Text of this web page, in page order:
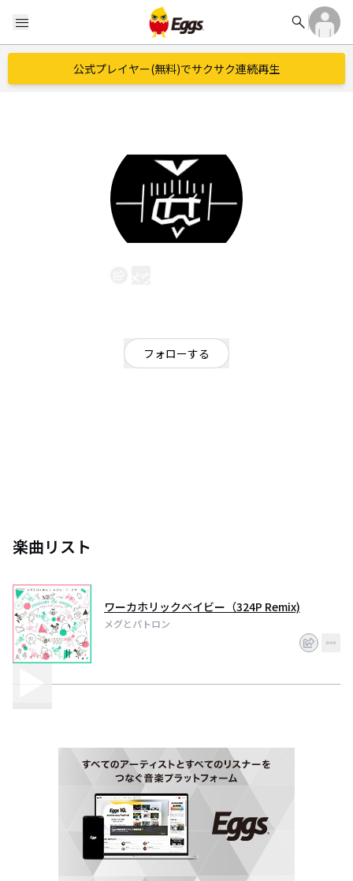
menu search
公式プレイヤー(無料)でサクサク連続再生
フォローする
楽曲リスト
ワーカホリックベイビー（324P Remix)
メグとパトロン